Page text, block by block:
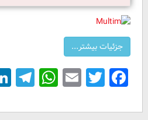
Facebook
Twitter
Email